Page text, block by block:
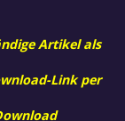
Artikel als
Link per